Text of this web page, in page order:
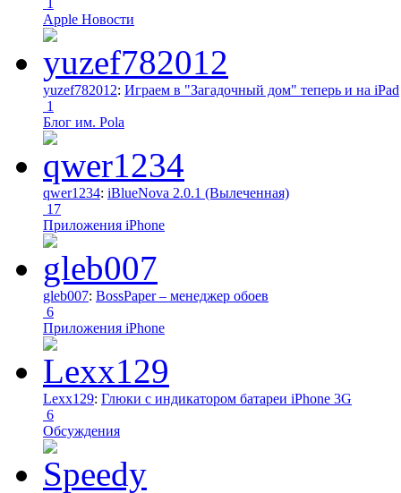
Apple Новости
yuzef782012: Играем в "Загадочный дом" теперь и на iPad
1
Блог им. Pola
qwer1234: iBlueNova 2.0.1 (Вылеченная)
17
Приложения iPhone
gleb007: BossPaper – менеджер обоев
6
Приложения iPhone
Lexx129: Глюки с индикатором батареи iPhone 3G
6
Обсуждения